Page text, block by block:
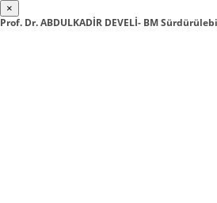
×
Prof. Dr. ABDULKADİR DEVELİ- BM